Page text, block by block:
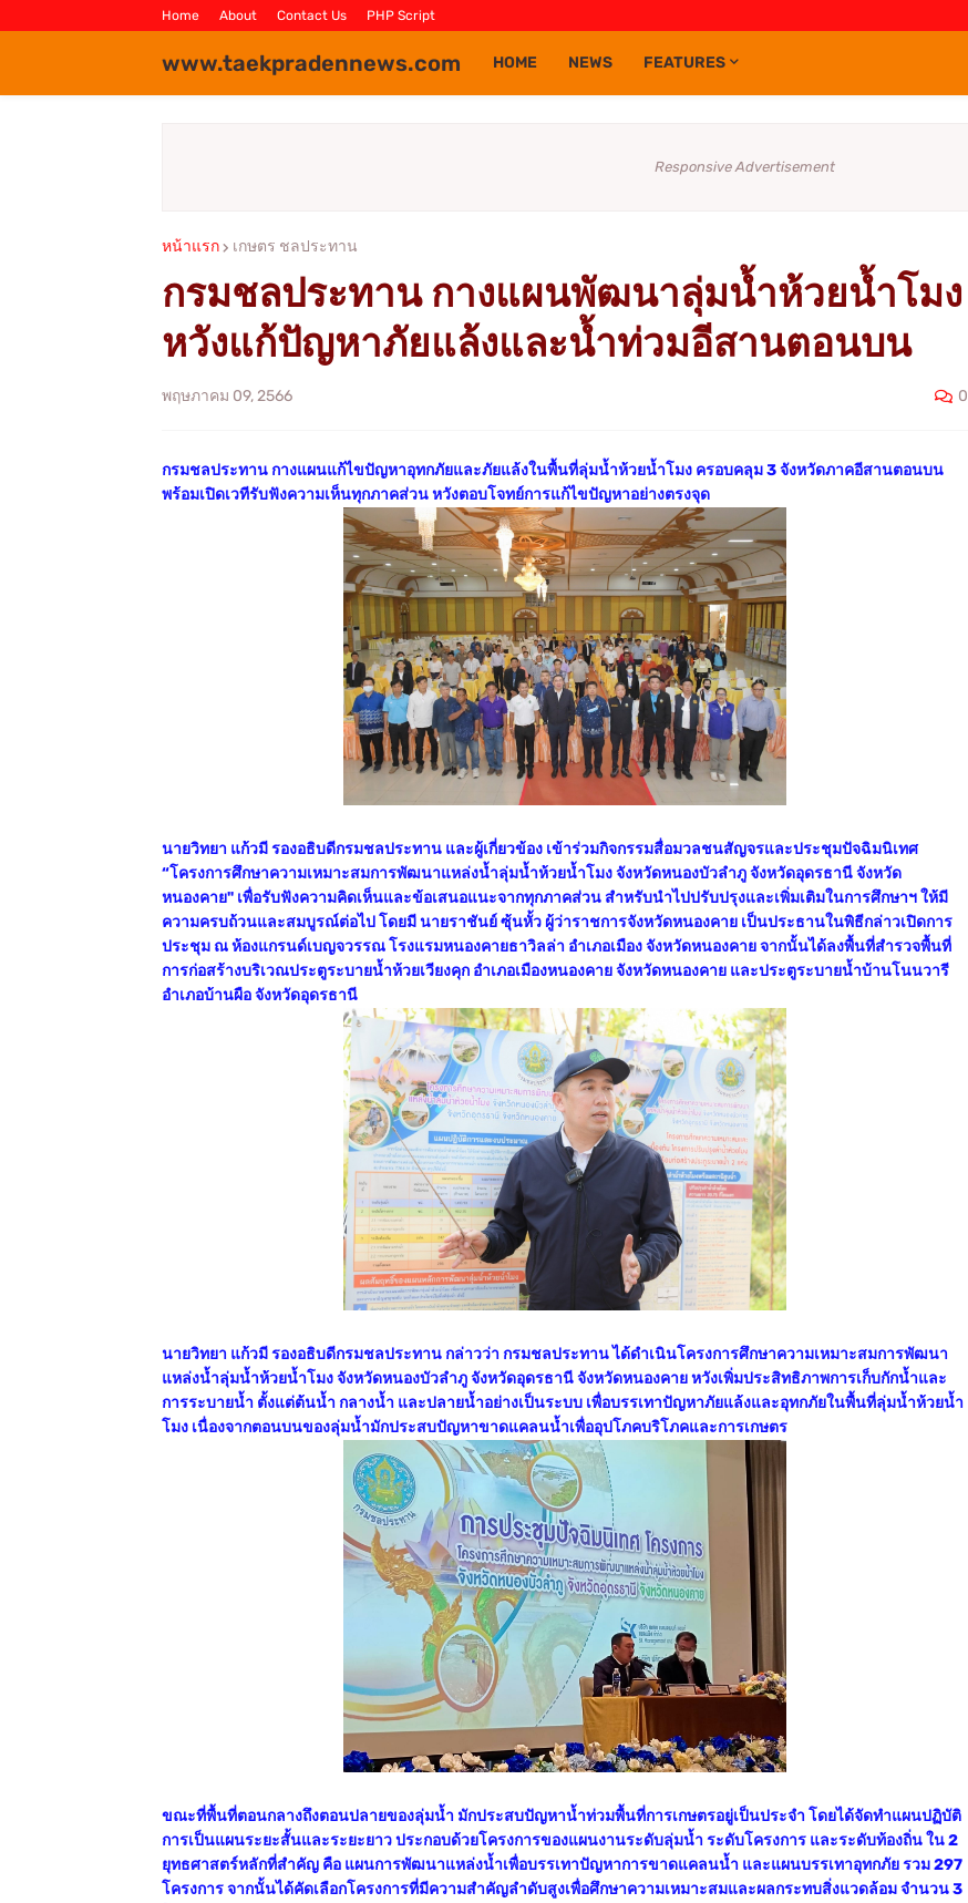
Home About Contact Us PHP Script
www.taekpradennews.com HOME NEWS FEATURES
Responsive Advertisement
หน้าแรก เกษตร ชลประทาน
กรมชลประทาน กางแผนพัฒนาลุ่มน้ำห้วยน้ำโมง
หวังแก้ปัญหาภัยแล้งและน้ำท่วมอีสานตอนบน
พฤษภาคม 09, 2566 0
กรมชลประทาน กางแผนแก้ไขปัญหาอุทกภัยและภัยแล้งในพื้นที่ลุ่มน้ำห้วยน้ำโมง ครอบคลุม 3 จังหวัดภาคอีสานตอนบน
พร้อมเปิดเวทีรับฟังความเห็นทุกภาคส่วน หวังตอบโจทย์การแก้ไขปัญหาอย่างตรงจุด
นายวิทยา แก้วมี รองอธิบดีกรมชลประทาน และผู้เกี่ยวข้อง เข้าร่วมกิจกรรมสื่อมวลชนสัญจรและประชุมปัจฉิมนิเทศ
“โครงการศึกษาความเหมาะสมการพัฒนาแหล่งน้ำลุ่มน้ำห้วยน้ำโมง จังหวัดหนองบัวลำภู จังหวัดอุดรธานี จังหวัด
หนองคาย" เพื่อรับฟังความคิดเห็นและข้อเสนอแนะจากทุกภาคส่วน สำหรับนำไปปรับปรุงและเพิ่มเติมในการศึกษาฯ ให้มี
ความครบถ้วนและสมบูรณ์ต่อไป โดยมี นายราชันย์ ซุ้นหั้ว ผู้ว่าราชการจังหวัดหนองคาย เป็นประธานในพิธีกล่าวเปิดการ
ประชุม ณ ห้องแกรนด์เบญจวรรณ โรงแรมหนองคายธาวิลล่า อำเภอเมือง จังหวัดหนองคาย จากนั้นได้ลงพื้นที่สำรวจพื้นที่
การก่อสร้างบริเวณประตูระบายน้ำห้วยเวียงคุก อำเภอเมืองหนองคาย จังหวัดหนองคาย และประตูระบายน้ำบ้านโนนวารี
อำเภอบ้านผือ จังหวัดอุดรธานี
นายวิทยา แก้วมี รองอธิบดีกรมชลประทาน กล่าวว่า กรมชลประทาน ได้ดำเนินโครงการศึกษาความเหมาะสมการพัฒนา
แหล่งน้ำลุ่มน้ำห้วยน้ำโมง จังหวัดหนองบัวลำภู จังหวัดอุดรธานี จังหวัดหนองคาย หวังเพิ่มประสิทธิภาพการเก็บกักน้ำและ
การระบายน้ำ ตั้งแต่ต้นน้ำ กลางน้ำ และปลายน้ำอย่างเป็นระบบ เพื่อบรรเทาปัญหาภัยแล้งและอุทกภัยในพื้นที่ลุ่มน้ำห้วยน้ำ
โมง เนื่องจากตอนบนของลุ่มน้ำมักประสบปัญหาขาดแคลนน้ำเพื่ออุปโภคบริโภคและการเกษตร
ขณะที่พื้นที่ตอนกลางถึงตอนปลายของลุ่มน้ำ มักประสบปัญหาน้ำท่วมพื้นที่การเกษตรอยู่เป็นประจำ โดยได้จัดทำแผนปฏิบัติ
การเป็นแผนระยะสั้นและระยะยาว ประกอบด้วยโครงการของแผนงานระดับลุ่มน้ำ ระดับโครงการ และระดับท้องถิ่น ใน 2
ยุทธศาสตร์หลักที่สำคัญ คือ แผนการพัฒนาแหล่งน้ำเพื่อบรรเทาปัญหาการขาดแคลนน้ำ และแผนบรรเทาอุทกภัย รวม 297
โครงการ จากนั้นได้คัดเลือกโครงการที่มีความสำคัญลำดับสูงเพื่อศึกษาความเหมาะสมและผลกระทบสิ่งแวดล้อม จำนวน 3